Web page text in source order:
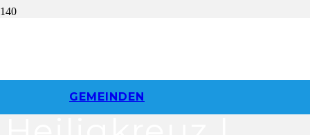
GEMEINDEN
Maedems |